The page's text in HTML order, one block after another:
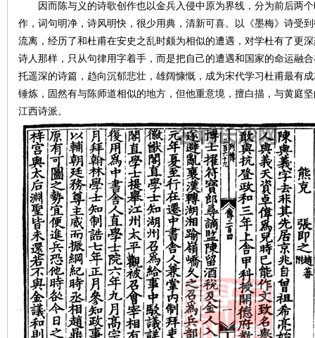
因而陈与义的诗歌创作也以金兵入侵中原为界线，分为前后两个
作，词句明净，诗风明快，很少用典，清新可喜。以《墨梅》诗受
流离，经历了和杜甫在安史之乱时颇为相似的遭遇，对学杜有了更
诗人那样，只从句律用字着手，而是把自己的遭遇和国家的命运融
托遥深的诗篇，趋向沉郁悲壮，雄阔慷慨，成为宋代学习杜甫最有
锤炼，固然有与陈师道相似的地方，但他重意境，擅白描，与黄庭
江西诗派。